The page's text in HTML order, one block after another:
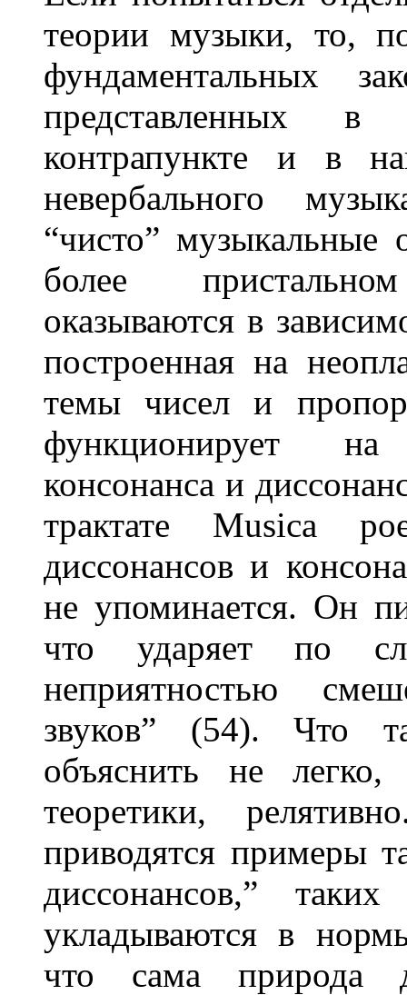
теории музыки, то,
фундаментальных
представленных
контрапункте и в
невербального
“чисто” музыкальные
более
оказываются в
построенная на
темы чисел и
функционирует
консонанса и
трактате Musica
диссонансов и
не упоминается. Он
что ударяет по
неприятностью
звуков” (54). Что
объяснить не
теоретики,
приводятся примеры
диссонансов,”
укладываются в
что сама природа